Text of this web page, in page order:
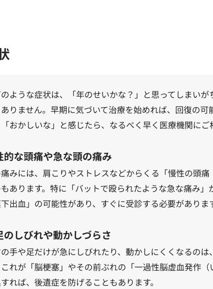
ような症状は、「年のせいかな？」と思ってしまい
りません。早期に気づいて治療を始めれば、回復の
おかしいな」と感じたら、なるべく早く医療機関にご
的な頭痛や急な頭の痛み
みには、肩こりやストレスなどからくる「慢性の頭
あります。特に「バットで殴られたような急な痛み
出血」の可能性があり、すぐに受診する必要がありま
のしびれや動かしづらさ
手や足だけが急にしびれたり、動かしにくくなるの
れが「脳梗塞」やその前ぶれの「一過性脳虚血発作
れば、後遺症を防げることもあります。